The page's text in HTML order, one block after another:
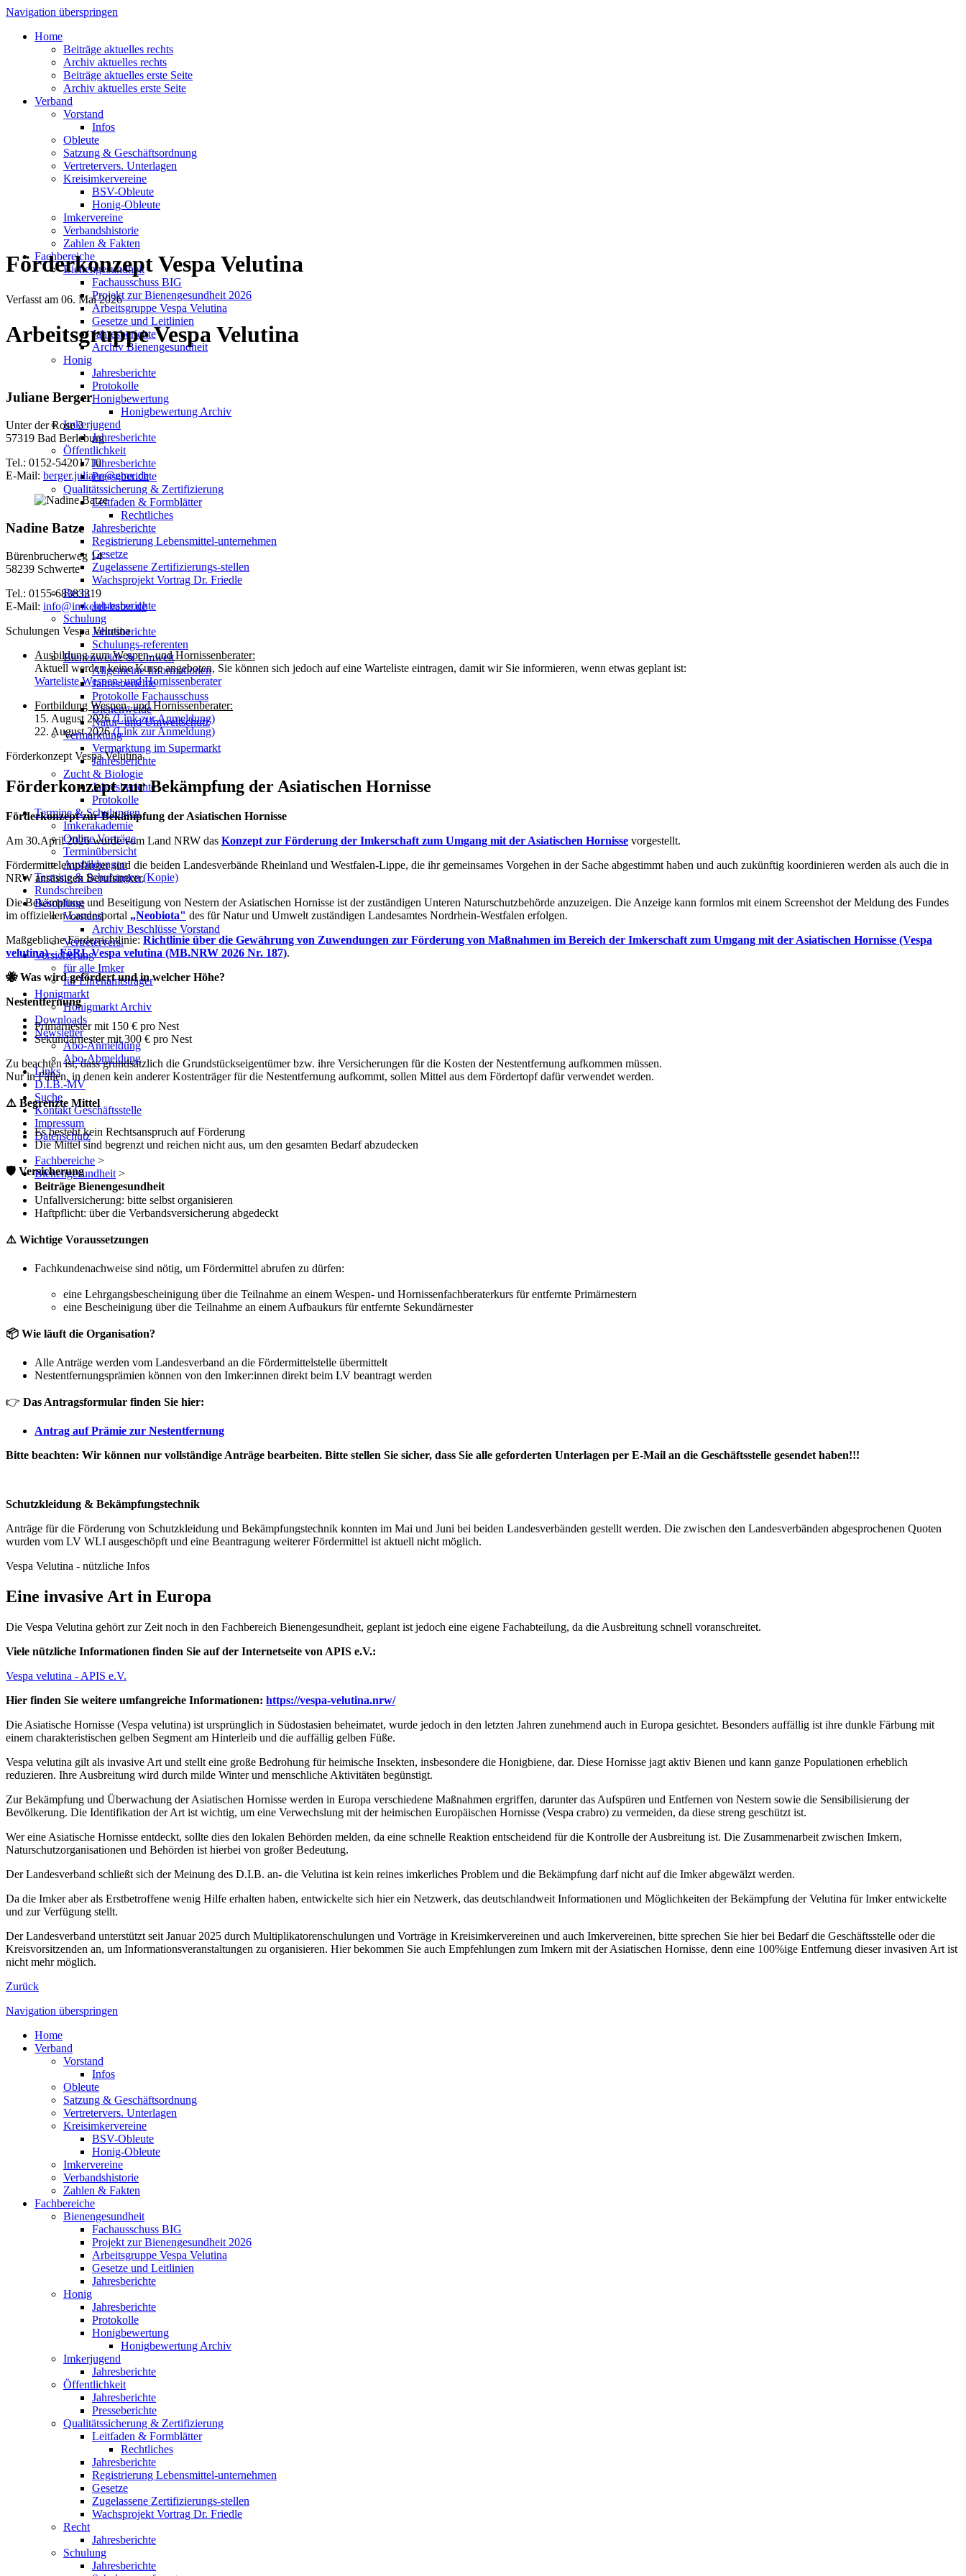
Navigation überspringen
Home
Beiträge aktuelles rechts
Archiv aktuelles rechts
Beiträge aktuelles erste Seite
Archiv aktuelles erste Seite
Verband
Vorstand
Infos
Obleute
Satzung & Geschäftsordnung
Vertretervers. Unterlagen
Kreisimkervereine
BSV-Obleute
Honig-Obleute
Imkervereine
Verbandshistorie
Zahlen & Fakten
Fachbereiche
Bienengesundheit
Fachausschuss BIG
Projekt zur Bienengesundheit 2026
Arbeitsgruppe Vespa Velutina
Gesetze und Leitlinien
Jahresberichte
Archiv Bienengesundheit
Honig
Jahresberichte
Protokolle
Honigbewertung
Honigbewertung Archiv
Imkerjugend
Jahresberichte
Öffentlichkeit
Jahresberichte
Presseberichte
Qualitätssicherung & Zertifizierung
Leitfaden & Formblätter
Rechtliches
Jahresberichte
Registrierung Lebensmittel-unternehmen
Gesetze
Zugelassene Zertifizierungs-stellen
Wachsprojekt Vortrag Dr. Friedle
Recht
Jahresberichte
Schulung
Jahresberichte
Schulungs-referenten
Bienenweide & Umwelt
Allgemeine Informationen
Jahresberichte
Protokolle Fachausschuss
Bienenweide
Natur- und Umweltschutz
Vermarktung
Vermarktung im Supermarkt
Jahresberichte
Zucht & Biologie
Jahresberichte
Protokolle
Termine & Schulungen
Imkerakademie
Online Vorträge
Terminübersicht
Ausbildungen
Termine & Schulungen (Kopie)
Rundschreiben
Beschlüsse
Vorstand
Archiv Beschlüsse Vorstand
Vertretervers.
Versicherung
für alle Imker
für Ehrenamtsträger
Honigmarkt
Honigmarkt Archiv
Downloads
Newsletter
Abo-Anmeldung
Abo-Abmeldung
Links
D.I.B.-MV
Suche
Kontakt Geschäftsstelle
Impressum
Datenschutz
Fachbereiche >
Bienengesundheit >
Beiträge Bienengesundheit
Förderkonzept Vespa Velutina
Verfasst am 06. Mai 2026
Arbeitsgruppe Vespa Velutina
Juliane Berger
Unter der Rose 3
57319 Bad Berleburg
Tel.: 0152-54201710
E-Mail: berger.juliane@gmx.de
Nadine Batze
Bürenbrucherweg 14
58239 Schwerte
Tel.: 0155-68383319
E-Mail: info@imkerei-batze.de
Schulungen Vespa Velutina
Ausbildung zum Wespen- und Hornissenberater:
Aktuell werden keine Kurse angeboten, Sie können sich jedoch auf eine Warteliste eintragen, damit wir Sie informieren, wenn etwas geplant ist:
Warteliste Wespen- und Hornissenberater
Fortbildung Wespen- und Hornissenberater:
15. August 2026(Link zur Anmeldung)
22. August 2026(Link zur Anmeldung)
Förderkonzept Vespa Velutina
Förderkonzept zur Bekämpfung der Asiatischen Hornisse
Förderkonzept zur Bekämpfung der Asiatischen Hornisse
Am 30.April 2026 wurde vom Land NRW das Konzept zur Förderung der Imkerschaft zum Umgang mit der Asiatischen Hornisse vorgestellt.
Fördermittelempfänger sind die beiden Landesverbände Rheinland und Westfalen-Lippe, die ihr gemeinsames Vorgehen in der Sache abgestimmt haben und auch zukünftig koordinieren werden als auch die in
NRW ansässigen Berufsimker.
Die Bekämpfung und Beseitigung von Nestern der Asiatischen Hornisse ist der zuständigen Unteren Naturschutzbehörde anzuzeigen. Die Anzeige kann formlos mit einem Screenshot der Meldung des Fundes
im offiziellen Landesportal „Neobiota" des für Natur und Umwelt zuständigen Landesamtes Nordrhein-Westfalen erfolgen.
Maßgebliche Förderrichtlinie: Richtlinie über die Gewährung von Zuwendungen zur Förderung von Maßnahmen im Bereich der Imkerschaft zum Umgang mit der Asiatischen Hornisse (Vespa
velutina) – FöRL Vespa velutina (MB.NRW 2026 Nr. 187).
🐝 Was wird gefördert und in welcher Höhe?
Nestentfernung
Primärnester mit 150 € pro Nest
Sekundärnester mit 300 € pro Nest
Zu beachten ist, dass grundsätzlich die Grundstückseigentümer bzw. ihre Versicherungen für die Kosten der Nestentfernung aufkommen müssen.
Nur in Fällen, in denen kein anderer Kostenträger für die Nestentfernung aufkommt, sollen Mittel aus dem Fördertopf dafür verwendet werden.
⚠️ Begrenzte Mittel
Es besteht kein Rechtsanspruch auf Förderung
Die Mittel sind begrenzt und reichen nicht aus, um den gesamten Bedarf abzudecken
🛡️ Versicherung
Unfallversicherung: bitte selbst organisieren
Haftpflicht: über die Verbandsversicherung abgedeckt
⚠️ Wichtige Voraussetzungen
Fachkundenachweise sind nötig, um Fördermittel abrufen zu dürfen:
eine Lehrgangsbescheinigung über die Teilnahme an einem Wespen- und Hornissenfachberaterkurs für entfernte Primärnestern
eine Bescheinigung über die Teilnahme an einem Aufbaukurs für entfernte Sekundärnester
📦 Wie läuft die Organisation?
Alle Anträge werden vom Landesverband an die Fördermittelstelle übermittelt
Nestentfernungsprämien können von den Imker:innen direkt beim LV beantragt werden
👉 Das Antragsformular finden Sie hier:
Antrag auf Prämie zur Nestentfernung
Bitte beachten: Wir können nur vollständige Anträge bearbeiten. Bitte stellen Sie sicher, dass Sie alle geforderten Unterlagen per E-Mail an die Geschäftsstelle gesendet haben!!!
Schutzkleidung & Bekämpfungstechnik
Anträge für die Förderung von Schutzkleidung und Bekämpfungstechnik konnten im Mai und Juni bei beiden Landesverbänden gestellt werden. Die zwischen den Landesverbänden abgesprochenen Quoten
wurden vom LV WLI ausgeschöpft und eine Beantragung weiterer Fördermittel ist aktuell nicht möglich.
Vespa Velutina - nützliche Infos
Eine invasive Art in Europa
Die Vespa Velutina gehört zur Zeit noch in den Fachbereich Bienengesundheit, geplant ist jedoch eine eigene Fachabteilung, da die Ausbreitung schnell voranschreitet.
Viele nützliche Informationen finden Sie auf der Internetseite von APIS e.V.:
Vespa velutina - APIS e.V.
Hier finden Sie weitere umfangreiche Informationen: https://vespa-velutina.nrw/
Die Asiatische Hornisse (Vespa velutina) ist ursprünglich in Südostasien beheimatet, wurde jedoch in den letzten Jahren zunehmend auch in Europa gesichtet. Besonders auffällig ist ihre dunkle Färbung mit
einem charakteristischen gelben Segment am Hinterleib und die auffällig gelben Füße.
Vespa velutina gilt als invasive Art und stellt eine große Bedrohung für heimische Insekten, insbesondere die Honigbiene, dar. Diese Hornisse jagt aktiv Bienen und kann ganze Populationen erheblich
reduzieren. Ihre Ausbreitung wird durch milde Winter und menschliche Aktivitäten begünstigt.
Zur Bekämpfung und Überwachung der Asiatischen Hornisse werden in Europa verschiedene Maßnahmen ergriffen, darunter das Aufspüren und Entfernen von Nestern sowie die Sensibilisierung der
Bevölkerung. Die Identifikation der Art ist wichtig, um eine Verwechslung mit der heimischen Europäischen Hornisse (Vespa crabro) zu vermeiden, da diese streng geschützt ist.
Wer eine Asiatische Hornisse entdeckt, sollte dies den lokalen Behörden melden, da eine schnelle Reaktion entscheidend für die Kontrolle der Ausbreitung ist. Die Zusammenarbeit zwischen Imkern,
Naturschutzorganisationen und Behörden ist hierbei von großer Bedeutung.
Der Landesverband schließt sich der Meinung des D.I.B. an- die Velutina ist kein reines imkerliches Problem und die Bekämpfung darf nicht auf die Imker abgewälzt werden.
Da die Imker aber als Erstbetroffene wenig Hilfe erhalten haben, entwickelte sich hier ein Netzwerk, das deutschlandweit Informationen und Möglichkeiten der Bekämpfung der Velutina für Imker entwickelte
und zur Verfügung stellt.
Der Landesverband unterstützt seit Januar 2025 durch Multiplikatorenschulungen und Vorträge in Kreisimkervereinen und auch Imkervereinen, bitte sprechen Sie hier bei Bedarf die Geschäftsstelle oder die
Kreisvorsitzenden an, um Informationsveranstaltungen zu organisieren. Hier bekommen Sie auch Empfehlungen zum Imkern mit der Asiatischen Hornisse, denn eine 100%ige Entfernung dieser invasiven Art ist
nicht mehr möglich.
Zurück
Navigation überspringen
Home
Verband
Vorstand
Infos
Obleute
Satzung & Geschäftsordnung
Vertretervers. Unterlagen
Kreisimkervereine
BSV-Obleute
Honig-Obleute
Imkervereine
Verbandshistorie
Zahlen & Fakten
Fachbereiche
Bienengesundheit
Fachausschuss BIG
Projekt zur Bienengesundheit 2026
Arbeitsgruppe Vespa Velutina
Gesetze und Leitlinien
Jahresberichte
Honig
Jahresberichte
Protokolle
Honigbewertung
Honigbewertung Archiv
Imkerjugend
Jahresberichte
Öffentlichkeit
Jahresberichte
Presseberichte
Qualitätssicherung & Zertifizierung
Leitfaden & Formblätter
Rechtliches
Jahresberichte
Registrierung Lebensmittel-unternehmen
Gesetze
Zugelassene Zertifizierungs-stellen
Wachsprojekt Vortrag Dr. Friedle
Recht
Jahresberichte
Schulung
Jahresberichte